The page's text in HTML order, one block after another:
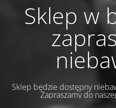
Sklep w
Sklep będzie dostępny
Zapraszamy do